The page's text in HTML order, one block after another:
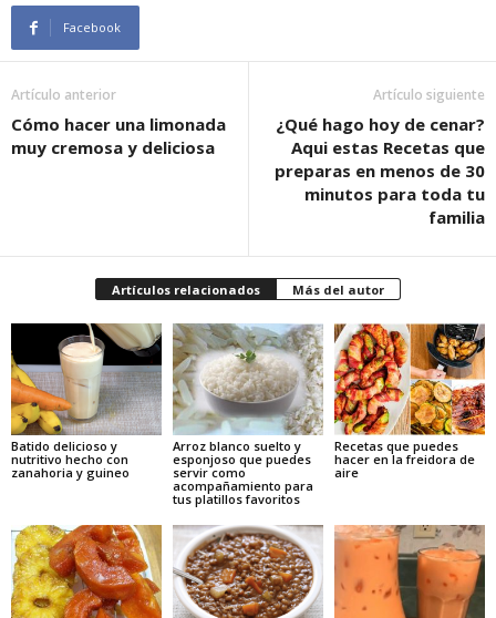
Facebook
Artículo anterior
Cómo hacer una limonada
muy cremosa y deliciosa
Artículo siguiente
¿Qué hago hoy de cenar?
Aqui estas Recetas que
preparas en menos de 30
minutos para toda tu
familia
Artículos relacionados Más del autor
Batido delicioso y
nutritivo hecho con
zanahoria y guineo
Arroz blanco suelto y
esponjoso que puedes
servir como
acompañamiento para
tus platillos favoritos
Recetas que puedes
hacer en la freidora de
aire